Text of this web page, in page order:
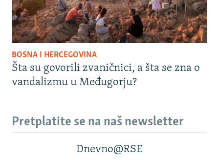
BOSNA I HERCEGOVINA
Šta su govorili zvaničnici, a šta se zna o
vandalizmu u Međugorju?
Pretplatite se na naš newsletter
Dnevno@RSE